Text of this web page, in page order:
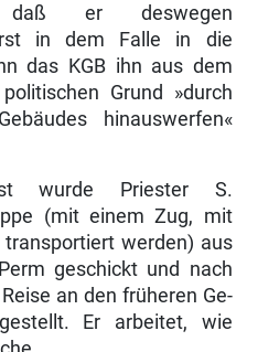
daß er deswegen
in dem Falle in die
das KGB ihn aus dem
Grund »durch
hinauswerfen«
wurde Priester S.
(mit einem Zug, mit
werden) aus
geschickt und nach
an den früheren Ge­
Er arbeitet, wie